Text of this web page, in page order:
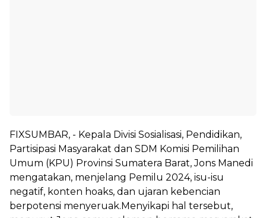
FIXSUMBAR, - Kepala Divisi Sosialisasi, Pendidikan,
Partisipasi Masyarakat dan SDM Komisi Pemilihan
Umum (KPU) Provinsi Sumatera Barat, Jons Manedi
mengatakan, menjelang Pemilu 2024, isu-isu
negatif, konten hoaks, dan ujaran kebencian
berpotensi menyeruak.Menyikapi hal tersebut,